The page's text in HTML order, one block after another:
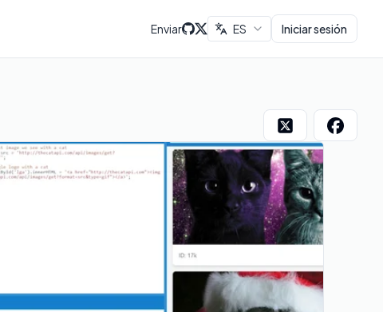
Enviar ES Iniciar sesión